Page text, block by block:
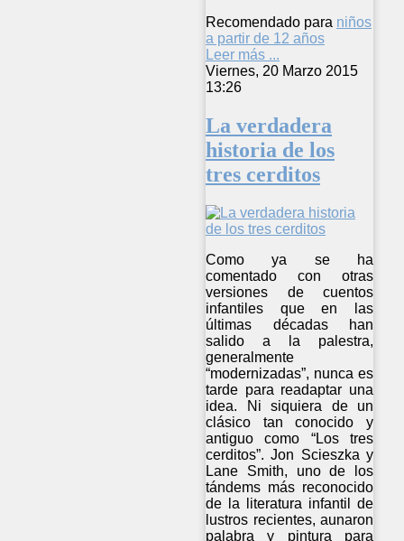
Recomendado para niños
a partir de 12 años
Leer más ...
Viernes, 20 Marzo 2015
13:26
La verdadera
historia de los
tres cerditos
Como ya se ha
comentado con otras
versiones de cuentos
infantiles que en las
últimas décadas han
salido a la palestra,
generalmente
“modernizadas”, nunca es
tarde para readaptar una
idea. Ni siquiera de un
clásico tan conocido y
antiguo como “Los tres
cerditos”. Jon Scieszka y
Lane Smith, uno de los
tándems más reconocido
de la literatura infantil de
lustros recientes, aunaron
palabra y pintura para